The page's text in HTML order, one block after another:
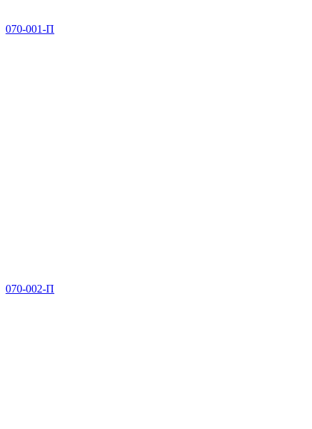
070-001-П
070-002-П